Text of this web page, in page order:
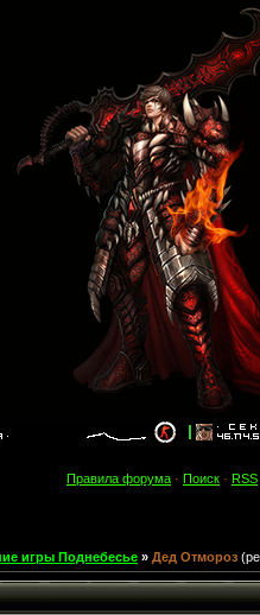
Правила форума · Поиск · RSS
игры Поднебесье » Дед Отмороз